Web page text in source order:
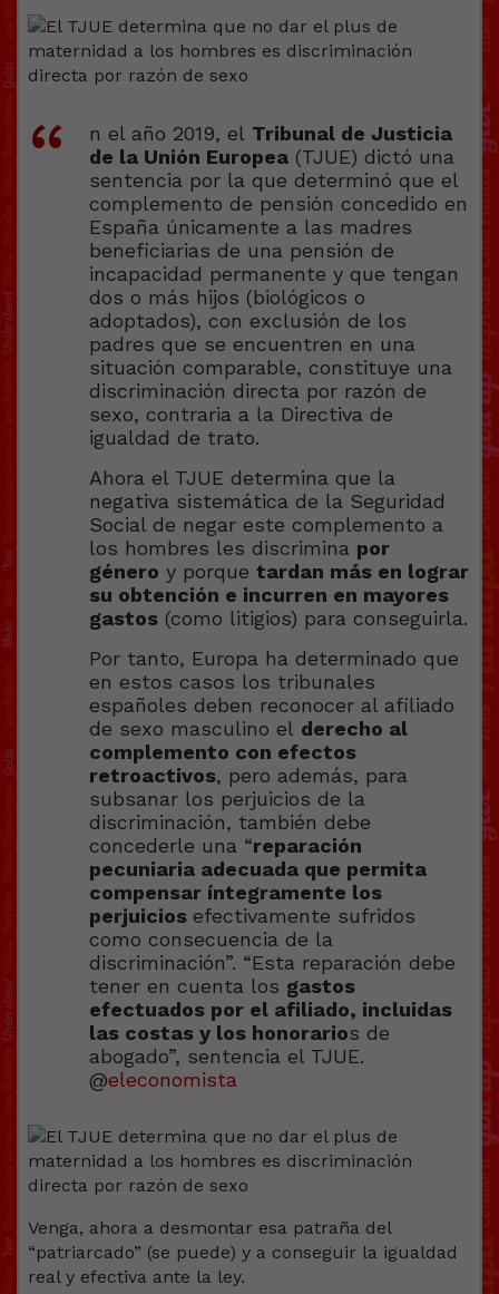
n el año 2019, el Tribunal de Justicia
de la Unión Europea (TJUE) dictó una
sentencia por la que determinó que el
complemento de pensión concedido en
España únicamente a las madres
beneficiarias de una pensión de
incapacidad permanente y que tengan
dos o más hijos (biológicos o
adoptados), con exclusión de los
padres que se encuentren en una
situación comparable, constituye una
discriminación directa por razón de
sexo, contraria a la Directiva de
igualdad de trato.
Ahora el TJUE determina que la
negativa sistemática de la Seguridad
Social de negar este complemento a
los hombres les discrimina por
género y porque tardan más en lograr
su obtención e incurren en mayores
gastos (como litigios) para conseguirla.
Por tanto, Europa ha determinado que
en estos casos los tribunales
españoles deben reconocer al afiliado
de sexo masculino el derecho al
complemento con efectos
retroactivos, pero además, para
subsanar los perjuicios de la
discriminación, también debe
concederle una “reparación
pecuniaria adecuada que permita
compensar íntegramente los
perjuicios efectivamente sufridos
como consecuencia de la
discriminación”. “Esta reparación debe
tener en cuenta los gastos
efectuados por el afiliado, incluidas
las costas y los honorarios de
abogado”, sentencia el TJUE.
@eleconomista
Venga, ahora a desmontar esa patraña del
“patriarcado” (se puede) y a conseguir la igualdad
real y efectiva ante la ley.